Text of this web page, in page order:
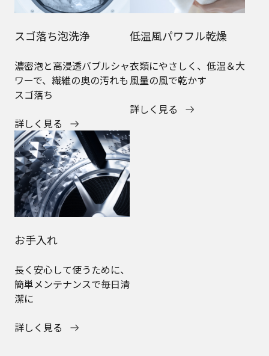
スゴ落ち泡洗浄
濃密泡と高浸透バブルシャ
ワーで、繊維の奥の汚れも
スゴ落ち
詳しく見る
低温風パワフル乾燥
衣類にやさしく、低温＆大
風量の風で乾かす
詳しく見る
お手入れ
長く安心して使うために、
簡単メンテナンスで毎日清
潔に
詳しく見る